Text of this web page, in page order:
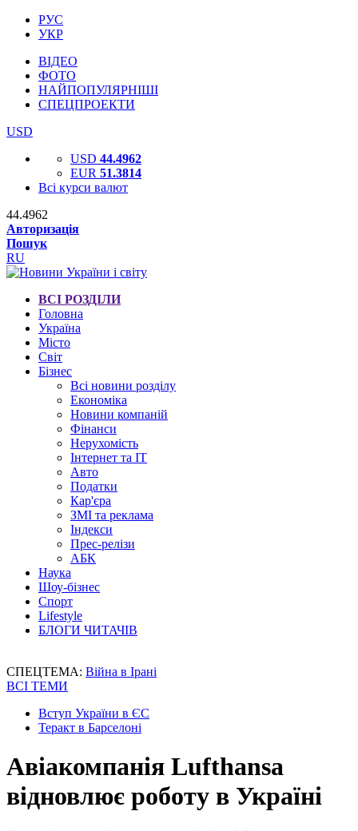
РУС
УКР
ВІДЕО
ФОТО
НАЙПОПУЛЯРНІШІ
СПЕЦПРОЕКТИ
USD
USD 44.4962
EUR 51.3814
Всі курси валют
44.4962
Авторизація
Пошук
RU
ВСІ РОЗДІЛИ
Головна
Україна
Місто
Світ
Бізнес
Всі новини розділу
Економіка
Новини компаній
Фінанси
Нерухомість
Інтернет та IT
Авто
Податки
Кар'єра
ЗМІ та реклама
Індекси
Прес-релізи
АБК
Наука
Шоу-бізнес
Спорт
Lifestyle
БЛОГИ ЧИТАЧІВ
СПЕЦТЕМА: Війна в Ірані
ВСІ ТЕМИ
Вступ України в ЄС
Теракт в Барселоні
Авіакомпанія Lufthansa
відновлює роботу в Україні